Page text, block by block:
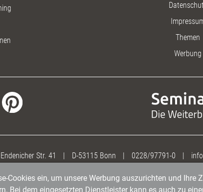
Themen
Werbung
Endenicher Str. 41 | D-53115 Bonn | 0228/97791-0 |
Cookies ein, um unsere Werbung auszurichten und Ihre
Bei dem eingesetzten Dienstleister kann es auch zu